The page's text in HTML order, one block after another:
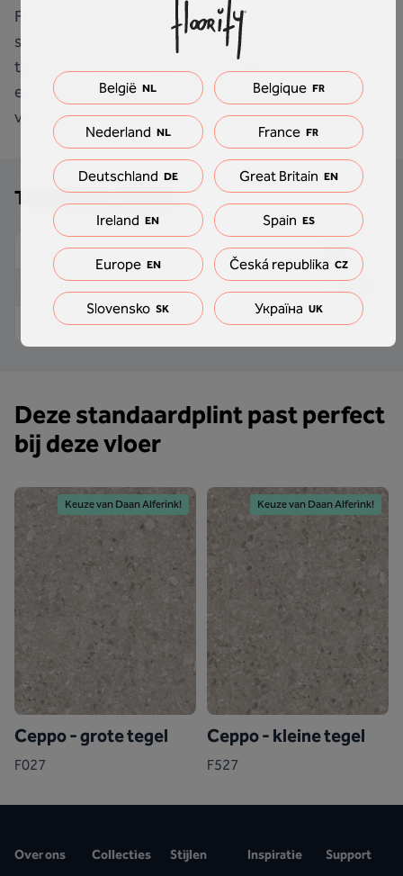
Floorify standaardplinten om de natuurlijke
schoonheid van je ruimte te accentueren met een
tijdloze uitstraling, terwijl je tegelijkertijd een
essentieel onderdeel van je vloerinstallatie discreet
verbergt.
Technische details
Lengte 2000 mm
9.5 mm
Hoogte 61 mm
Deze standaardplint past perfect
bij deze vloer
Keuze van Daan Alferink!
Ceppo - grote tegel
F027
Keuze van Daan Alferink!
Ceppo - kleine tegel
F527
Over ons Collecties Stijlen Inspiratie Support
België NL Belgique FR
Nederland NL France FR
Deutschland DE Great Britain EN
Ireland EN Spain ES
Europe EN Česká republika CZ
Slovensko SK Україна UK